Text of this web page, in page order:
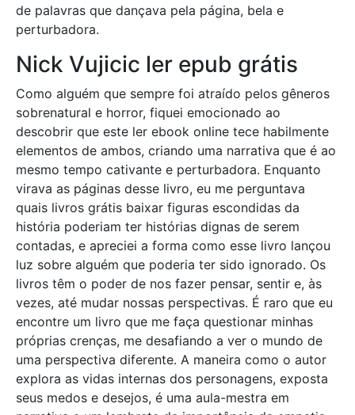
de palavras que dançava pela página, bela e
perturbadora.
Nick Vujicic ler epub grátis
Como alguém que sempre foi atraído pelos gêneros
sobrenatural e horror, fiquei emocionado ao
descobrir que este ler ebook online tece habilmente
elementos de ambos, criando uma narrativa que é ao
mesmo tempo cativante e perturbadora. Enquanto
virava as páginas desse livro, eu me perguntava
quais livros grátis baixar figuras escondidas da
história poderiam ter histórias dignas de serem
contadas, e apreciei a forma como esse livro lançou
luz sobre alguém que poderia ter sido ignorado. Os
livros têm o poder de nos fazer pensar, sentir e, às
vezes, até mudar nossas perspectivas. É raro que eu
encontre um livro que me faça questionar minhas
próprias crenças, me desafiando a ver o mundo de
uma perspectiva diferente. A maneira como o autor
explora as vidas internas dos personagens, exposta
seus medos e desejos, é uma aula-mestra em